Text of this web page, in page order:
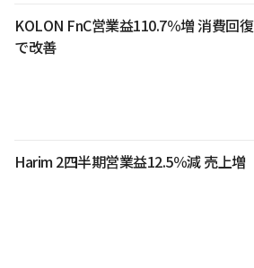
KOLON FnC営業益110.7％増 消費回復
で改善
Harim 2四半期営業益12.5％減 売上増